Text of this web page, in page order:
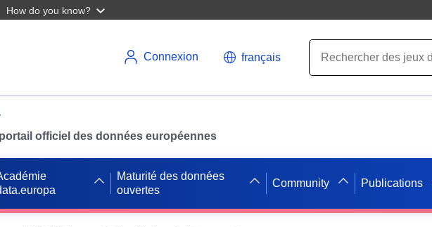
How do you know?
Connexion français
officiel des données européennes
Maturité des données
ouvertes
Community Publications